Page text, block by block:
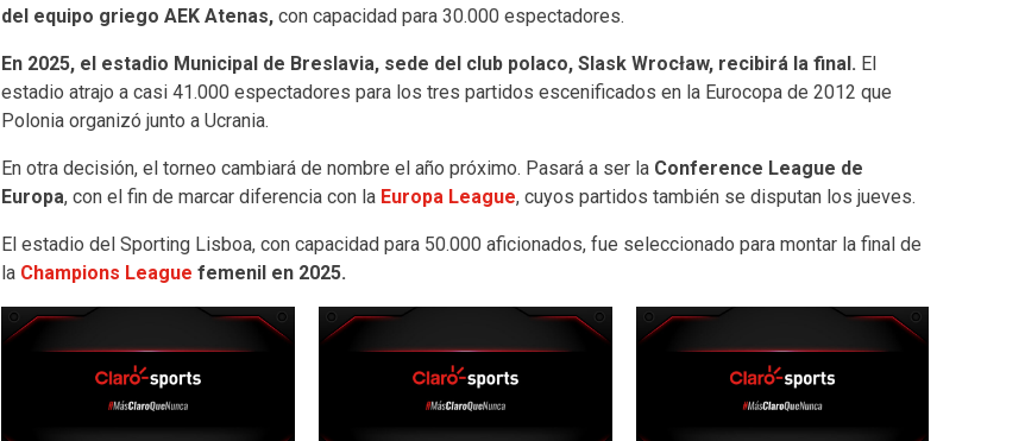
del equipo griego AEK Atenas,con capacidad para 30.000 espectadores.
En 2025, el estadio Municipal de Breslavia, sede del club polaco, Slask Wrocław, recibirá la final. El
estadio atrajo a casi 41.000 espectadores para los tres partidos escenificados en la Eurocopa de 2012 que
Polonia organizó junto a Ucrania.
En otra decisión, el torneo cambiará de nombre el año próximo. Pasará a ser la Conference League de
Europa, con el fin de marcar diferencia con la Europa League, cuyos partidos también se disputan los jueves.
El estadio del Sporting Lisboa, con capacidad para 50.000 aficionados, fue seleccionado para montar la final de
la Champions League femenil en 2025.